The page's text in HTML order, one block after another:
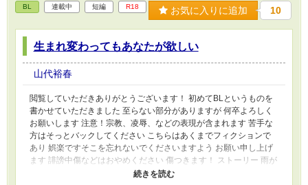
BL 連載中 短編 R18 お気に入りに追加 10
生まれ変わってもあなたが欲しい
山代裕春
閲覧していただきありがとうございます！ 初めてBLというものを
書かせていただきました 至らない部分がありますが 何卒よろしく
お願いします 注意！宗教、凌辱、などの表現が含まれます 苦手な
方はそっとバックしてください こちらはあくまでフィクションで
あり 娯楽ですそこを忘れないでくださいますよう お願い申し上げ
ます 誹謗中傷などはおやめください 傷つきます！ ストーリー 雨が
降りしきる夜のこと 一人の男が教会に駆け込んできた… 登場人物